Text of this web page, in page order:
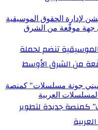
تنضم لحملة
من الشرق الأوسط
كمنصة جديدة لتطوير